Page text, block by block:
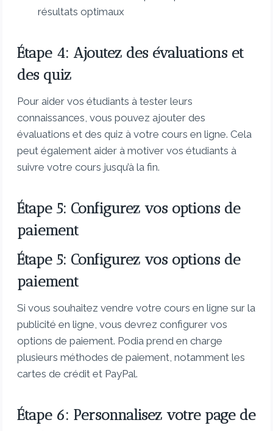
résultats optimaux
Étape 4: Ajoutez des évaluations et
des quiz
Pour aider vos étudiants à tester leurs
connaissances, vous pouvez ajouter des
évaluations et des quiz à votre cours en ligne. Cela
peut également aider à motiver vos étudiants à
suivre votre cours jusqu’à la fin.
Étape 5: Configurez vos options de
paiement
Étape 5: Configurez vos options de
paiement
Si vous souhaitez vendre votre cours en ligne sur la
publicité en ligne, vous devrez configurer vos
options de paiement. Podia prend en charge
plusieurs méthodes de paiement, notamment les
cartes de crédit et PayPal.
Étape 6: Personnalisez votre page de